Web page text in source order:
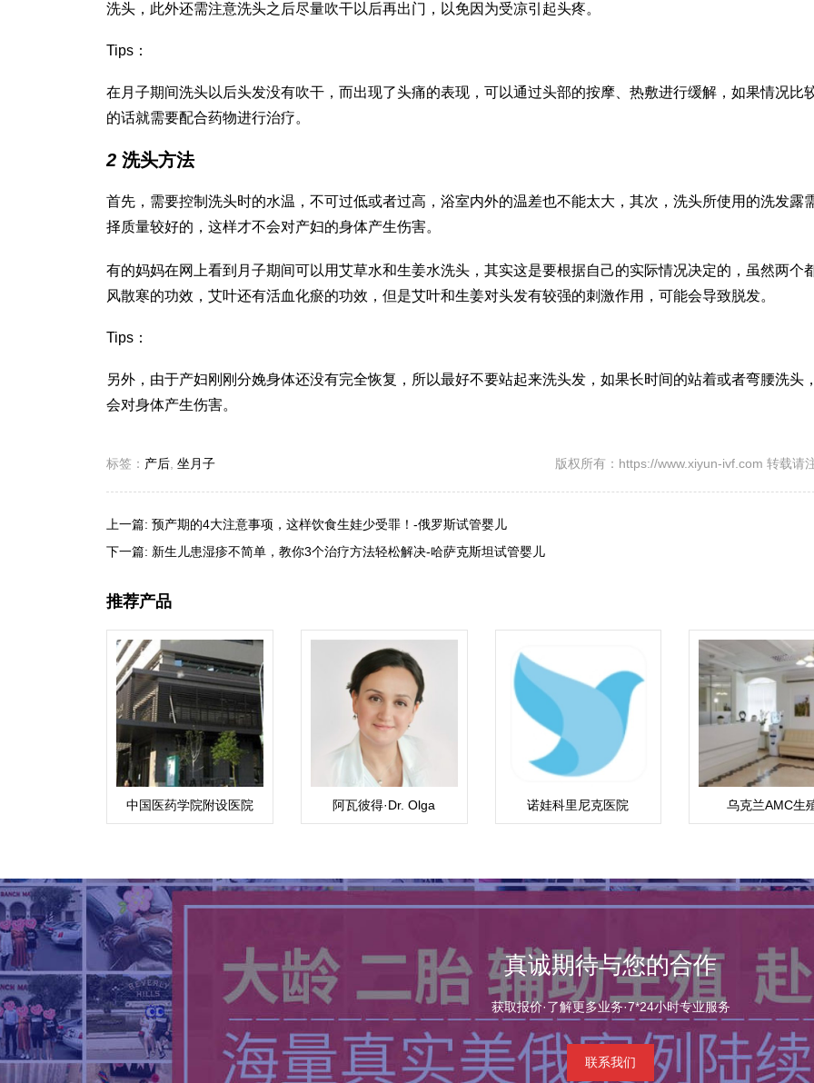
洗头，此外还需注意洗头之后尽量吹干以后再出门，以免因为受凉引起头疼。
Tips：
在月子期间洗头以后头发没有吹干，而出现了头痛的表现，可以通过头部的按摩、热敷进行缓解，如果情况比
的话就需要配合药物进行治疗。
2 洗头方法
首先，需要控制洗头时的水温，不可过低或者过高，浴室内外的温差也不能太大，其次，洗头所使用的洗发露
择质量较好的，这样才不会对产妇的身体产生伤害。
有的妈妈在网上看到月子期间可以用艾草水和生姜水洗头，其实这是要根据自己的实际情况决定的，虽然两个
风散寒的功效，艾叶还有活血化瘀的功效，但是艾叶和生姜对头发有较强的刺激作用，可能会导致脱发。
Tips：
另外，由于产妇刚刚分娩身体还没有完全恢复，所以最好不要站起来洗头发，如果长时间的站着或者弯腰洗头
会对身体产生伤害。
标签： 产后 坐月子 版权所有：https://www.xiyun-ivf.com 转载请
上一篇: 预产期的4大注意事项，这样饮食生娃少受罪！-俄罗斯试管婴儿
下一篇: 新生儿患湿疹不简单，教你3个治疗方法轻松解决-哈萨克斯坦试管婴儿
推荐产品
中国医药学院附设医院
阿瓦彼得·Dr. Olga
Zaytseff博士医生
诺娃科里尼克医院 乌克兰AMC生
真诚期待与您的合作
获取报价·了解更多业务·7*24小时专业服务
联系我们